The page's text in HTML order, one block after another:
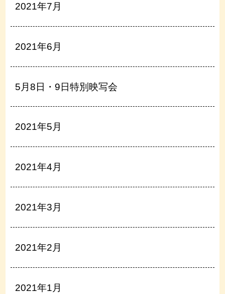
2021年7月
2021年6月
5月8日・9日特別映写会
2021年5月
2021年4月
2021年3月
2021年2月
2021年1月